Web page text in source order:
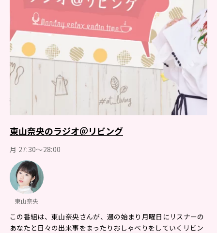
東山奈央のラジオ＠リビング
月 27:30～28:00
東山奈央
この番組は、東山奈央さんが、週の始まり月曜日にリスナーの
あなたと日々の出来事をまったりおしゃべりをしていくリビン